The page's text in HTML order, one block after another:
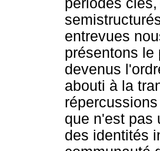
périodes
entrevues
présentons le
devenus
abouti à la
que n'est pas
des identités